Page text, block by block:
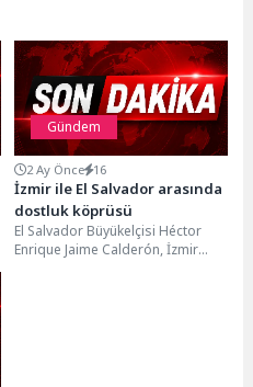
Gündem
2 Ay Önce 16
İzmir ile El Salvador arasında
dostluk köprüsü
El Salvador Büyükelçisi Héctor
Enrique Jaime Calderón, İzmir